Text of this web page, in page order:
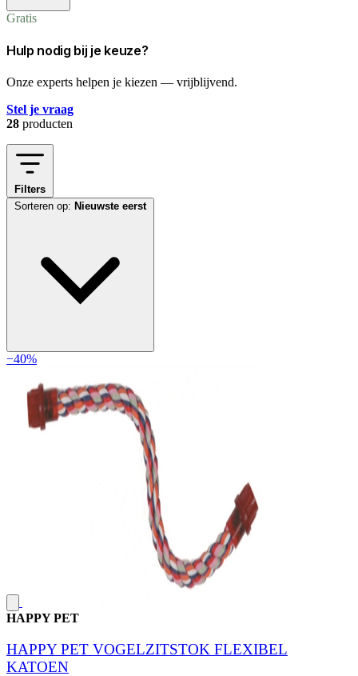
Gratis
Hulp nodig bij je keuze?
Onze experts helpen je kiezen — vrijblijvend.
Stel je vraag
28 producten
Filters
Sorteren op: Nieuwste eerst
−40%
HAPPY PET
HAPPY PET VOGELZITSTOK FLEXIBEL
KATOEN